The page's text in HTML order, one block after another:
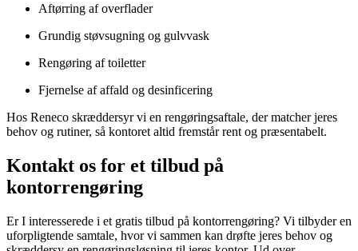
Aftørring af overflader
Grundig støvsugning og gulvvask
Rengøring af toiletter
Fjernelse af affald og desinficering
Hos Reneco skræddersyr vi en rengøringsaftale, der matcher jeres
behov og rutiner, så kontoret altid fremstår rent og præsentabelt.
Kontakt os for et tilbud på
kontorrengøring
Er I interesserede i et gratis tilbud på kontorrengøring? Vi tilbyder en
uforpligtende samtale, hvor vi sammen kan drøfte jeres behov og